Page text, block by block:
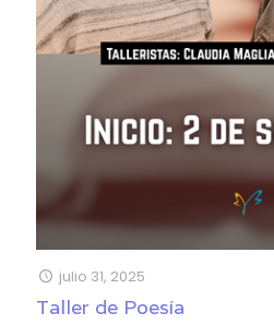
julio 31, 2025
Taller de Poesía